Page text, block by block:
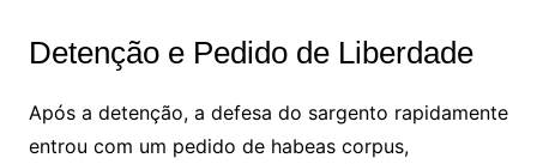
Detenção e Pedido de Liberdade
Após a detenção, a defesa do sargento rapidamente
entrou com um pedido de habeas corpus,